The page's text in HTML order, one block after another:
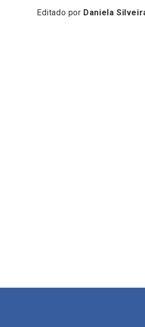
Editado por Daniela